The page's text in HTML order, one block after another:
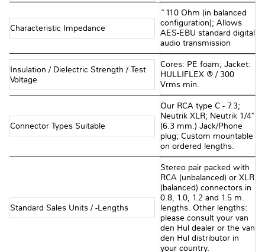
Characteristic Impedance
~110 Ohm (in balanced
configuration); Allows
AES-EBU standard digital
audio transmission
Insulation / Dielectric Strength / Test
Voltage
Cores: PE foam; Jacket:
HULLIFLEX ® / 300
Vrms min.
Connector Types Suitable
Our RCA type C - 7.3;
Neutrik XLR; Neutrik 1/4"
(6.3 mm.) Jack/Phone
plug; Custom mountable
on ordered lengths.
Standard Sales Units / -Lengths
Stereo pair packed with
RCA (unbalanced) or XLR
(balanced) connectors in
0.8, 1.0, 1.2 and 1.5 m.
lengths. Other lengths:
please consult your van
den Hul dealer or the van
den Hul distributor in
your country.